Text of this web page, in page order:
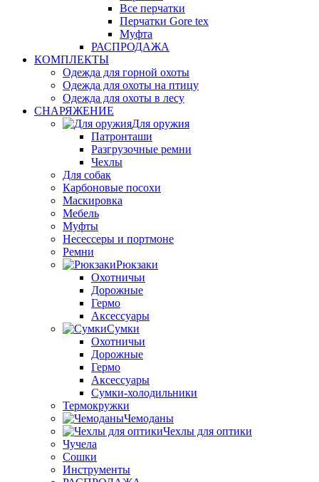
Все перчатки
Перчатки Gore tex
Муфта
РАСПРОДАЖА
КОМПЛЕКТЫ
Одежда для горной охоты
Одежда для охоты на птицу
Одежда для охоты в лесу
СНАРЯЖЕНИЕ
Для оружия
Патронташи
Разгрузочные ремни
Чехлы
Для собак
Карбоновые посохи
Маскировка
Мебель
Муфты
Несессеры и портмоне
Ремни
Рюкзаки
Охотничьи
Дорожные
Гермо
Аксессуары
Сумки
Охотничьи
Дорожные
Гермо
Аксессуары
Сумки-холодильники
Термокружки
Чемоданы
Чехлы для оптики
Чучела
Сошки
Инструменты